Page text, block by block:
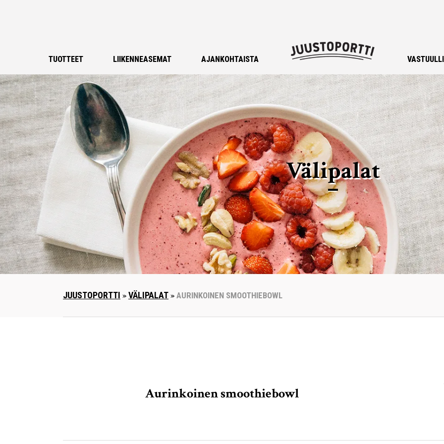
TUOTTEET LIIKENNEASEMAT AJANKOHTAISTA
Välipalat
JUUSTOPORTTI »VÄLIPALAT» AURINKOINEN SMOOTHIEBOWL
Aurinkoinen smoothiebowl